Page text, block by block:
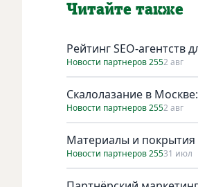
Читайте также
Рейтинг SEO-агентств
Новости партнеров 2552 авг
Скалолазание в
Новости партнеров 2552 авг
Материалы и покрытия
Новости партнеров 25531 июл